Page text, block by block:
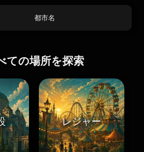
都市名
ての場所を探索
レジャー